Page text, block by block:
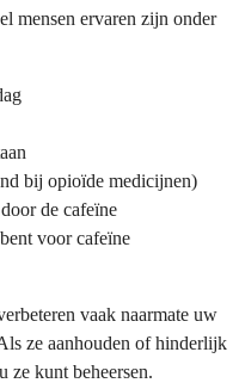
mensen ervaren zijn onder
bij opioïde medicijnen)
de cafeïne
voor cafeïne
vaak naarmate uw
ze aanhouden of hinderlijk
ze kunt beheersen.